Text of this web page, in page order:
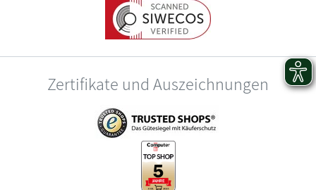
Zertifikate und Auszeichnungen